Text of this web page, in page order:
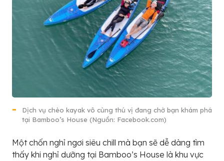
Dịch vụ chèo kayak vô cùng thú vị đang chờ bạn khám phá
tại Bamboo’s House (Nguồn: Facebook.com)
Một chốn nghỉ ngơi siêu chill mà bạn sẽ dễ dàng tìm
thấy khi nghỉ dưỡng tại Bamboo’s House là khu vực